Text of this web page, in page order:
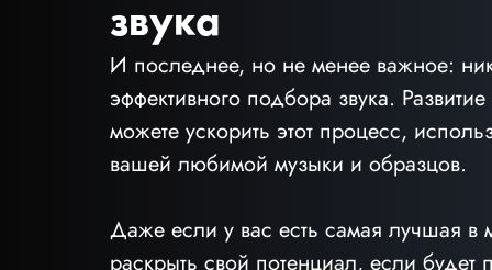
звука
И последнее, но не менее важное:
эффективного подбора звука.
можете ускорить этот процесс,
вашей любимой музыки и образцов.
Даже если у вас есть самая лучшая
раскрыть свой потенциал, если